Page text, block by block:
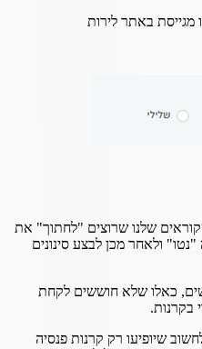
מגייסת באתר לירות
שלנו שרוצים "לחתוך" את
ולאחר מכן לבצע סינונים
כאלו שלא חוששים לקחת
בקרנות.
שיופיעו רק קרנות פנסיה